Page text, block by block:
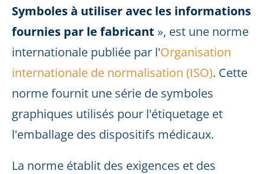
Symboles à utiliser avec les informations
fournies par le fabricant », est une norme
internationale publiée par l'Organisation
internationale de normalisation (ISO). Cette
norme fournit une série de symboles
graphiques utilisés pour l'étiquetage et
l'emballage des dispositifs médicaux.
La norme établit des exigences et des